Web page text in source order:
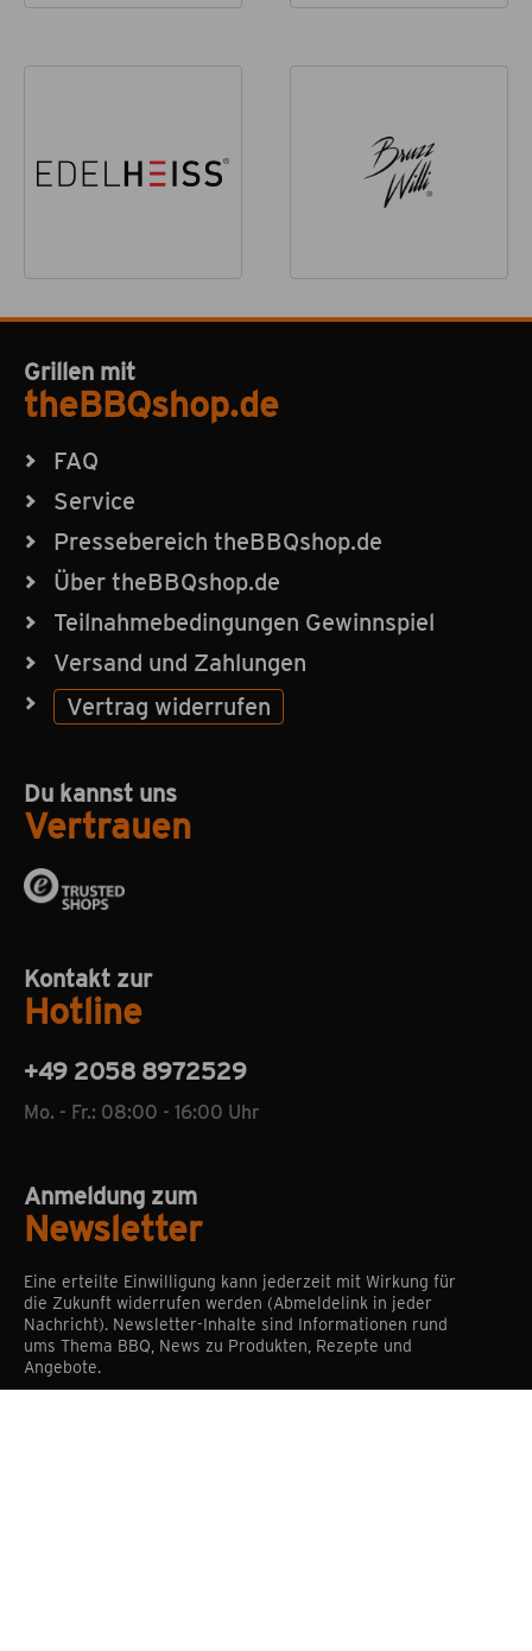
Grillen mit
theBBQshop.de
FAQ
Service
Pressebereich theBBQshop.de
Über theBBQshop.de
Teilnahmebedingungen Gewinnspiel
Versand und Zahlungen
Vertrag widerrufen
Du kannst uns
Vertrauen
Kontakt zur
Hotline
+49 2058 8972529
Mo. - Fr.: 08:00 - 16:00 Uhr
Anmeldung zum
Newsletter
Eine erteilte Einwilligung kann jederzeit mit Wirkung für
die Zukunft widerrufen werden (Abmeldelink in jeder
Nachricht). Newsletter-Inhalte sind Informationen rund
ums Thema BBQ, News zu Produkten, Rezepte und
Angebote.